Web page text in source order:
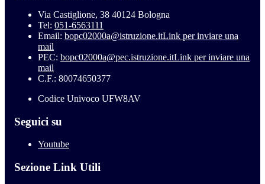
Via Castiglione, 38 40124 Bologna
Tel: 051-6563111
Email: bopc02000a@istruzione.itLink per inviare una
mail
PEC: bopc02000a@pec.istruzione.itLink per inviare una
mail
C.F.: 80074650377
Codice Univoco UFW8AV
Seguici su
Youtube
Sezione Link Utili